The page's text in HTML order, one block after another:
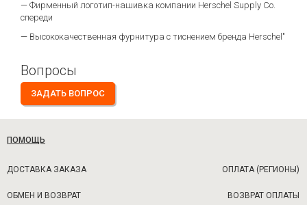
— Фирменный логотип-нашивка компании Herschel Supply Co.
спереди
— Высококачественная фурнитура с тиснением бренда Herschel"
Вопросы
ЗАДАТЬ ВОПРОС
ПОМОЩЬ
ДОСТАВКА ЗАКАЗА ОПЛАТА (РЕГИОНЫ)
ОБМЕН И ВОЗВРАТ ВОЗВРАТ ОПЛАТЫ